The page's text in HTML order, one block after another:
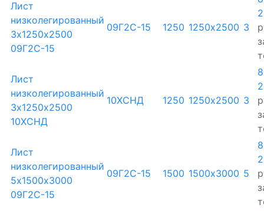
Лист
низколегированный
3х1250х2500
09Г2С-15
09Г2С-15 1250 1250х2500 3
Лист
низколегированный
3х1250х2500
10ХСНД
10ХСНД 1250 1250х2500 3
Лист
низколегированный
5х1500х3000
09Г2С-15
09Г2С-15 1500 1500х3000 5